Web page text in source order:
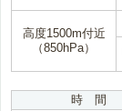
高度1500m付近
（850hPa）
時 間